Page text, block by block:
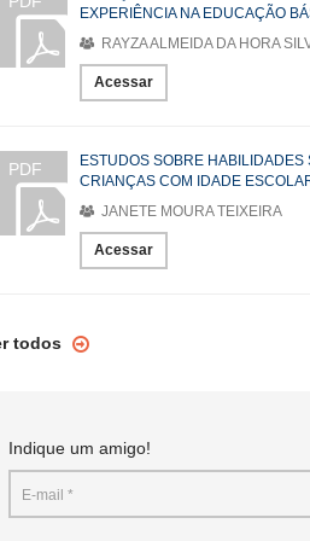
EXPERIÊNCIA NA EDUCAÇÃO
RAYZA ALMEIDA DA HORA
Acessar
PDF
ESTUDOS SOBRE HABILIDADES
CRIANÇAS COM IDADE
JANETE MOURA TEIXEIRA
Acessar
todos
Indique um amigo!